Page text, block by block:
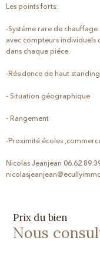
Les points forts:
-Systéme rare de
avec compteurs
dans chaque piéce.
-Résidence de haut standing
- Situation géographique
- Rangement
-Proximité écoles
Nicolas Jeanjean
Prix du bien
Nous